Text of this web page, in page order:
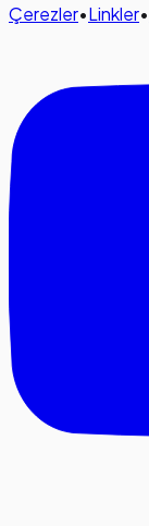
Çerezler•Linkler•